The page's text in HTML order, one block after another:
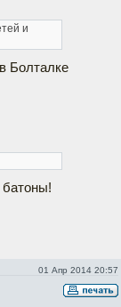
и
Болталке
01 Апр 2014 20:57